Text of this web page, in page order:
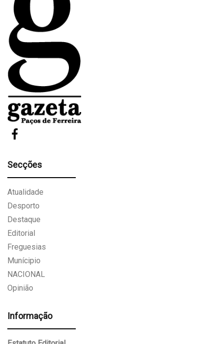
Secções
Atualidade
Desporto
Destaque
Editorial
Freguesias
Munícipio
NACIONAL
Opinião
Informação